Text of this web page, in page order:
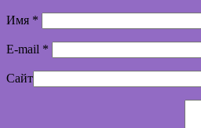
Имя *
E-mail *
Сайт